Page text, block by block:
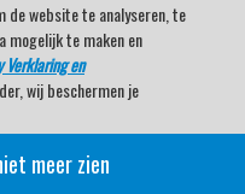
de website te analyseren, te
mogelijk te maken en
Verklaring en
wij beschermen je
& Nieuws!
meer zien